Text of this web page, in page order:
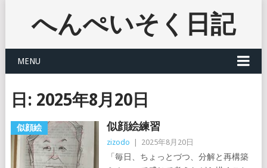
へんぺいそく日記
MENU
日: 2025年8月20日
似顔絵 似顔絵練習
zizodo 2025年8月20日
「毎日、ちょっとづつ、分解と再構築